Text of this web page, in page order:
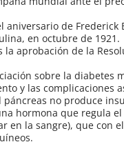
de
en octubre de 1921.
aprobación de la
sobre la diabetes
y las complicaciones
no produce
hormona que regula
en la sangre), que con